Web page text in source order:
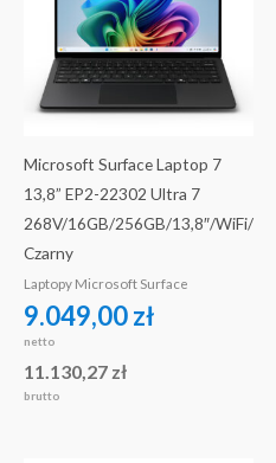
Microsoft Surface Laptop 7
13,8” EP2-22302 Ultra 7
268V/16GB/256GB/13,8″/WiFi/
Czarny
Laptopy Microsoft Surface
9.049,00zł
netto
11.130,27 zł
brutto